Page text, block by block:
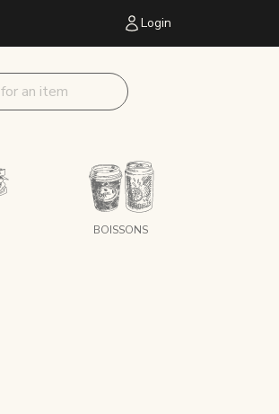
Login
Search
BOISSONS